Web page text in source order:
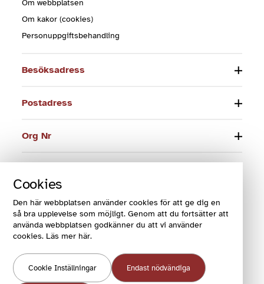
Cookies
Den här webbplatsen använder cookies för att ge dig en
så bra upplevelse som möjligt. Genom att du fortsätter att
använda webbplatsen godkänner du att vi använder
cookies. Läs mer här.
Cookie Inställningar Endast nödvändiga
Om webbplatsen
Om kakor (cookies)
Personuppgiftsbehandling
Besöksadress
Postadress
Org Nr
E-post
© 2024 Funktionsrätt Sverige
COOKIES OCH VILLKOR